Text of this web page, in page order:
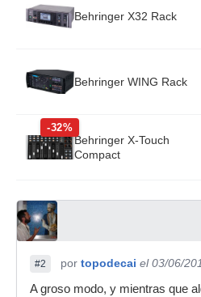
Behringer X32 Rack
Behringer WING Rack
-32%
Behringer X-Touch
Compact
#2 por topodecai el 03/06/
A groso modo, y mientras que